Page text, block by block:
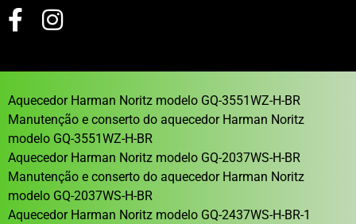
Aquecedor Harman Noritz modelo GQ-3551WZ-H-BR
Manutenção e conserto do aquecedor Harman Noritz
modelo GQ-3551WZ-H-BR
Aquecedor Harman Noritz modelo GQ-2037WS-H-BR
Manutenção e conserto do aquecedor Harman Noritz
modelo GQ-2037WS-H-BR
Aquecedor Harman Noritz modelo GQ-2437WS-H-BR-1